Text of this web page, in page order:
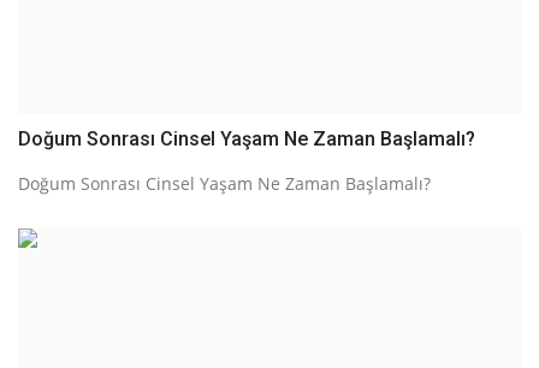
Doğum Sonrası Cinsel Yaşam Ne Zaman Başlamalı?
Doğum Sonrası Cinsel Yaşam Ne Zaman Başlamalı?